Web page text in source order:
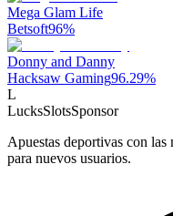
Mega Glam Life
Betsoft96%
Donny and Danny
Hacksaw Gaming96.29%
L
LucksSlotsSponsor
Apuestas deportivas con
para nuevos usuarios.